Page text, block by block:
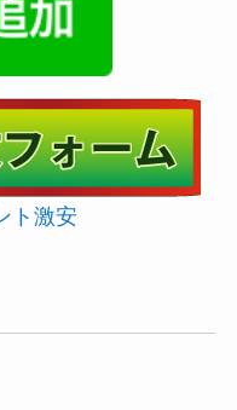
ト激安